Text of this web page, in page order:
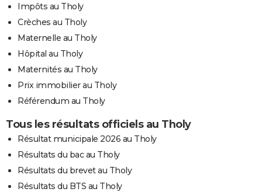
Impôts au Tholy
Crèches au Tholy
Maternelle au Tholy
Hôpital au Tholy
Maternités au Tholy
Prix immobilier au Tholy
Référendum au Tholy
Tous les résultats officiels au Tholy
Résultat municipale 2026 au Tholy
Résultats du bac au Tholy
Résultats du brevet au Tholy
Résultats du BTS au Tholy